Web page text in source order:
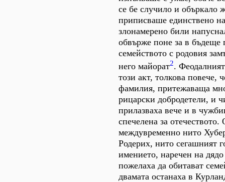
се бе случило и объркало
приписваше единствено
злонамерено били
обвърже поне за в бъдеще
семейството с родовия
него майорат2.
този акт, толкова повече,
фамилия, притежаваща
рицарски добродетели, и
прилазваха вече и в
спечелена за отечеството.
междувременно нито
Родерих, нито сегашният
имението, наречен на
пожелаха да обитават
двамата останаха в